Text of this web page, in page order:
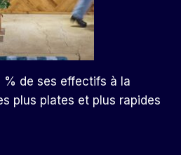
% de ses effectifs à la
plus plates et plus rapides